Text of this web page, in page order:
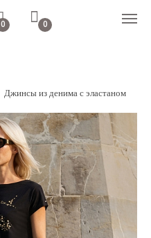
0 0
Джинсы из денима с эластаном